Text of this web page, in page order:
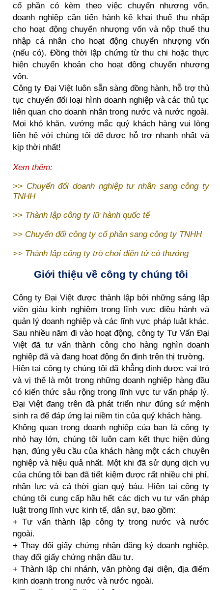
cổ phần có kèm theo việc chuyển nhượng vốn,
doanh nghiệp cần tiến hành kê khai thuế thu nhập
cho hoạt động chuyển nhượng vốn và nộp thuế thu
nhập cá nhân cho hoạt động chuyển nhượng vốn
(nếu có). Đồng thời lập chứng từ thu chi hoặc thực
hiện chuyển khoản cho hoạt động chuyển nhượng
vốn.
Công ty Đại Việt luôn sẵn sàng đồng hành, hỗ trợ thủ
tục chuyển đổi loại hình doanh nghiệp và các thủ tục
liên quan cho doanh nhân trong nước và nước ngoài.
Mọi khó khăn, vướng mắc quý khách hàng vui lòng
liên hệ với chúng tôi để được hỗ trợ nhanh nhất và
kịp thời nhất!
Xem thêm:
>> Chuyển đổi doanh nghiệp tư nhân sang công ty
TNHH
>> Thành lập công ty lữ hành quốc tế
>> Chuyển đổi công ty cổ phần sang công ty TNHH
>> Thành lập công ty trò chơi điện tử có thưởng
Giới thiệu về công ty chúng tôi
Công ty Đại Việt được thành lập bởi những sáng lập
viên giàu kinh nghiệm trong lĩnh vực điều hành và
quản lý doanh nghiệp và các lĩnh vực pháp luật khác.
Sau nhiều năm đi vào hoạt động, công ty Tư Vấn Đại
Việt đã tư vấn thành công cho hàng nghìn doanh
nghiệp đã và đang hoạt động ổn định trên thị trường.
Hiện tại công ty chúng tôi đã khẳng định được vai trò
và vị thế là một trong những doanh nghiệp hàng đầu
có kiến thức sâu rộng trong lĩnh vực tư vấn pháp lý.
Đại Việt đang trên đà phát triển như đúng sứ mệnh
sinh ra để đáp ứng lại niềm tin của quý khách hàng.
Không quan trọng doanh nghiệp của bạn là công ty
nhỏ hay lớn, chúng tôi luôn cam kết thực hiện đúng
hạn, đúng yêu cầu của khách hàng một cách chuyên
nghiệp và hiệu quả nhất. Một khi đã sử dụng dịch vụ
của chúng tôi bạn đã tiết kiệm được rất nhiều chi phí,
nhân lực và cả thời gian quý báu. Hiện tại công ty
chúng tôi cung cấp hầu hết các dịch vụ tư vấn pháp
luật trong lĩnh vực kinh tế, dân sự, bao gồm:
+ Tư vấn thành lập công ty trong nước và nước
ngoài.
+ Thay đổi giấy chứng nhận đăng ký doanh nghiệp,
thay đổi giấy chứng nhận đầu tư.
+ Thành lập chi nhánh, văn phòng đại diện, địa điểm
kinh doanh trong nước và nước ngoài.